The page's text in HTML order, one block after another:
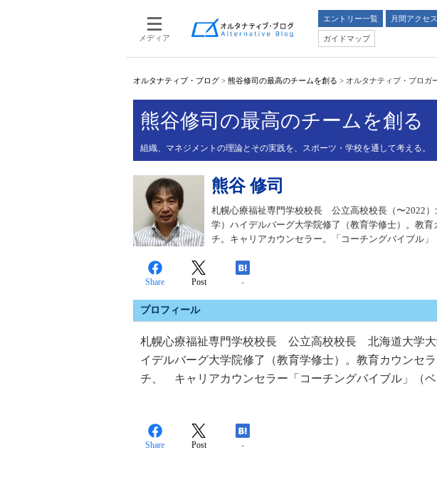
メディア
エントリー一覧 月間アクセ
ガイドマップ
オルタナティブ・ブログ > 熊谷修司の最高のチームを創る > オルタナティブ・ブロ
熊谷修司の最高のチームを創る
組織、マネジメントの理論とその実践を、スポーツ・学校を通して考える。
熊谷 修司
札幌心療福祉専門学校校長 公立高校校長（〜2022
学）ハイデルバーグ大学院修了（教育学修士）。教
チ。キャリアカウンセラー。「コーチングバイブル
Share Post -
プロフィール
札幌心療福祉専門学校校長 公立高校校長 北海道大学大
イデルバーグ大学院修了（教育学修士）。教育カウンセ
チ、 キャリアカウンセラー「コーチングバイブル」（ベ
Share Post -